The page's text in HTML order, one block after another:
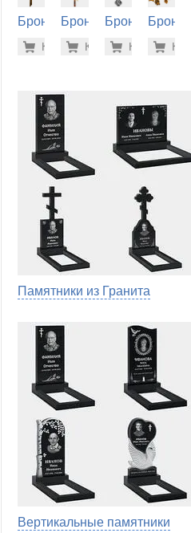
Бронза
памятник
-7% 85.800
Купить
Бронза
памятник
-7%
Купить
Бронза
памятник
-
Купить
Бронза
Памятники из Гранита
Вертикальные памятники